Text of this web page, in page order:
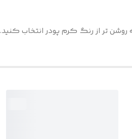
تر از رنگ کرم پودر انتخاب کنید.